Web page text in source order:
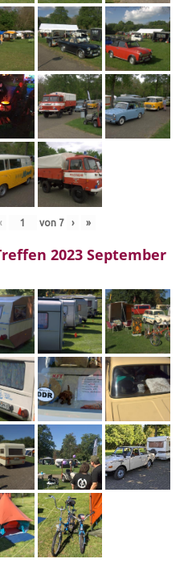
‹ von 7 › »
2023 September